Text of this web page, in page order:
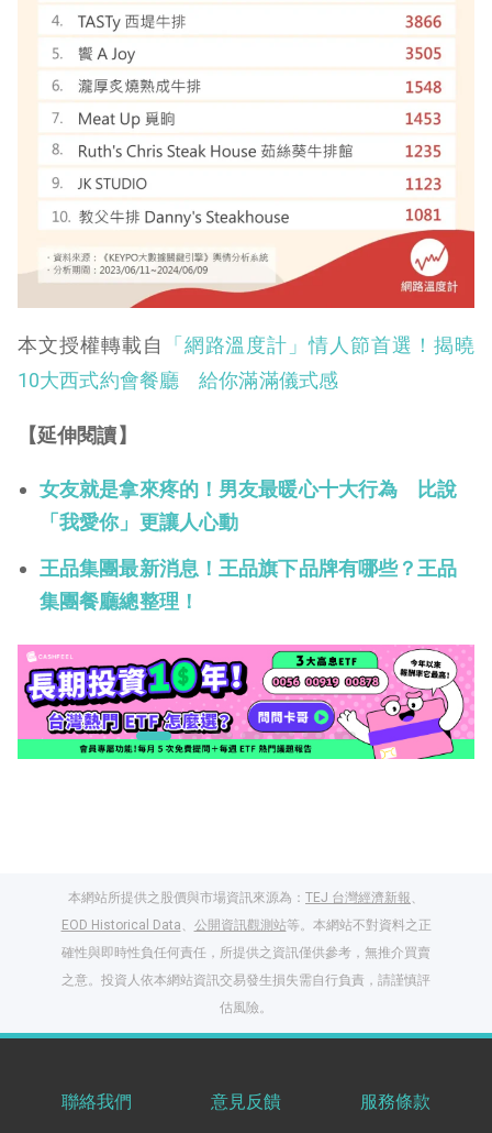
本文授權轉載自
「網路溫度計」情人節首選！揭曉
10大西式約會餐廳 給你滿滿儀式感
【延伸閱讀】
女友就是拿來疼的！男友最暖心十大行為 比說
「我愛你」更讓人心動
王品集團最新消息！王品旗下品牌有哪些？王品
集團餐廳總整理！
本網站所提供之股價與市場資訊來源為： TEJ 台灣經濟新報、
EOD Historical Data、 公開資訊觀測站等。本網站不對資料之正
確性與即時性負任何責任，所提供之資訊僅供參考，無推介買賣
之意。投資人依本網站資訊交易發生損失需自行負責，請謹慎評
估風險。
聯絡我們 意見反饋 服務條款